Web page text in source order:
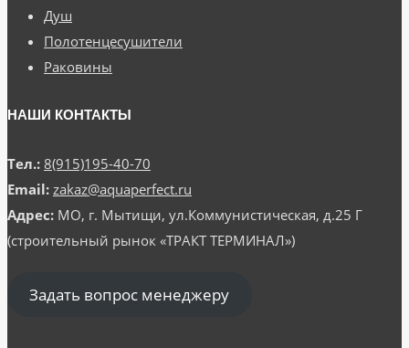
Душ
Полотенцесушители
Раковины
НАШИ КОНТАКТЫ
Тел.: 8(915)195-40-70
Email: zakaz@aquaperfect.ru
Адрес: МО, г. Мытищи, ул.Коммунистическая, д.25 Г
(строительный рынок «ТРАКТ ТЕРМИНАЛ»)
Задать вопрос менеджеру